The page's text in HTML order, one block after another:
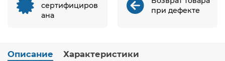
сертифициров
ана
при дефекте
Описание Характеристики